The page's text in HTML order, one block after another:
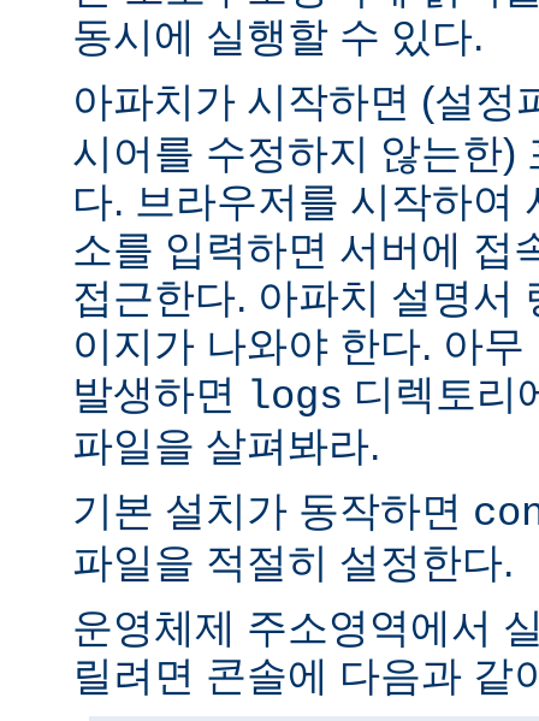
동시에 실행할 수 있다.
아파치가 시작하면 (설정
시어를 수정하지 않는한)
다. 브라우저를 시작하여
소를 입력하면 서버에 접
접근한다. 아파치 설명서
이지가 나와야 한다. 아
발생하면 logs 디렉토리
파일을 살펴봐라.
기본 설치가 동작하면
파일을 적절히 설정한다.
운영체제 주소영역에서
릴려면 콘솔에 다음과 같